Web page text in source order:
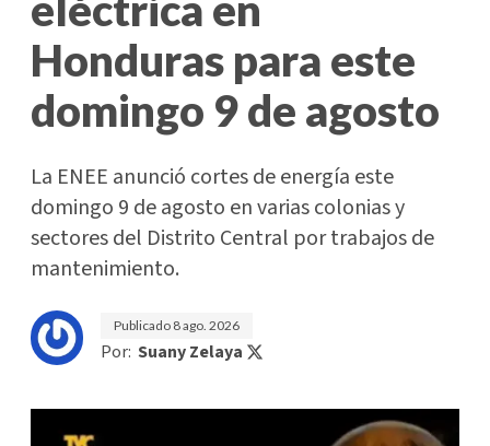
Honduras para este
domingo 9 de agosto
La ENEE anunció cortes de energía este
domingo 9 de agosto en varias colonias y
sectores del Distrito Central por trabajos de
mantenimiento.
Publicado 8 ago. 2026
Por: Suany Zelaya